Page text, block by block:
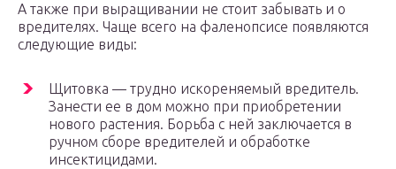
А также при выращивании не стоит забывать и о
вредителях. Чаще всего на фаленопсисе появляются
следующие виды:
Щитовка — трудно искореняемый вредитель.
Занести ее в дом можно при приобретении
нового растения. Борьба с ней заключается в
ручном сборе вредителей и обработке
инсектицидами.